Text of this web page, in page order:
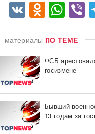
VK
материалы ПО ТЕМЕ
ФСБ
госизмене
Бывший
13 годам за